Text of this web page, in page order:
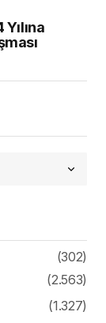
(302)
(2.563)
(1.327)